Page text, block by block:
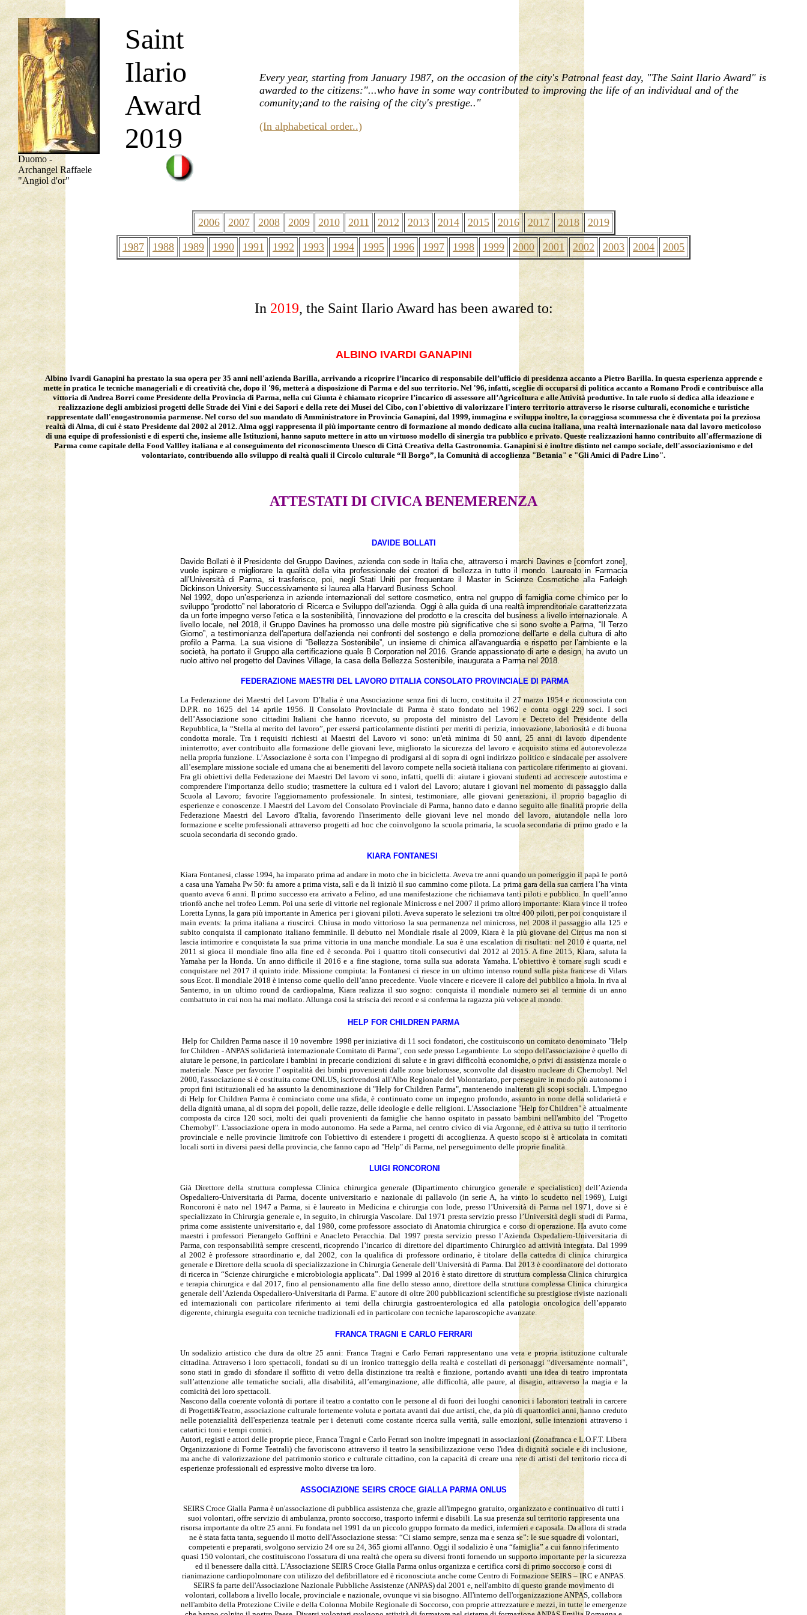
Duomo -
Archangel Raffaele
"Angiol d'or"
Saint
Ilario
Award
2019
Every year, starting from January 1987, on the occasion of the city's Patronal feast day, "The Saint Ilario Award" is
awarded to the citizens:"...who have in some way contributed to improving the life of an individual and of the
comunity;and to the raising of the city's prestige.."
(In alphabetical order..)
2006 2007 2008 2009 2010 2011 2012 2013 2014 2015 2016 2017 2018 2019
1987 1988 1989 1990 1991 1992 1993 1994 1995 1996 1997 1998 1999 2000 2001 2002 2003 2004 2005
In 2019, the Saint Ilario Award has been awared to:
ALBINO IVARDI GANAPINI
Albino Ivardi Ganapini ha prestato la sua opera per 35 anni nell'azienda Barilla, arrivando a ricoprire l’incarico di responsabile dell’ufficio di presidenza accanto a Pietro Barilla. In questa esperienza apprende e
mette in pratica le tecniche manageriali e di creatività che, dopo il '96, metterà a disposizione di Parma e del suo territorio. Nel '96, infatti, sceglie di occuparsi di politica accanto a Romano Prodi e contribuisce alla
vittoria di Andrea Borri come Presidente della Provincia di Parma, nella cui Giunta è chiamato ricoprire l’incarico di assessore all’Agricoltura e alle Attività produttive. In tale ruolo si dedica alla ideazione e
realizzazione degli ambiziosi progetti delle Strade dei Vini e dei Sapori e della rete dei Musei del Cibo, con l'obiettivo di valorizzare l'intero territorio attraverso le risorse culturali, economiche e turistiche
rappresentate dall'enogastronomia parmense. Nel corso del suo mandato di Amministratore in Provincia Ganapini, dal 1999, immagina e sviluppa inoltre, la coraggiosa scommessa che è diventata poi la preziosa
realtà di Alma, di cui è stato Presidente dal 2002 al 2012. Alma oggi rappresenta il più importante centro di formazione al mondo dedicato alla cucina italiana, una realtà internazionale nata dal lavoro meticoloso
di una equipe di professionisti e di esperti che, insieme alle Istituzioni, hanno saputo mettere in atto un virtuoso modello di sinergia tra pubblico e privato. Queste realizzazioni hanno contribuito all'affermazione di
Parma come capitale della Food Vallley italiana e al conseguimento del riconoscimento Unesco di Città Creativa della Gastronomia. Ganapini si è inoltre distinto nel campo sociale, dell'associazionismo e del
volontariato, contribuendo allo sviluppo di realtà quali il Circolo culturale “Il Borgo”, la Comunità di accoglienza "Betania" e "Gli Amici di Padre Lino".
ATTESTATI DI CIVICA BENEMERENZA
DAVIDE BOLLATI
Davide Bollati è il Presidente del Gruppo Davines, azienda con sede in Italia che, attraverso i marchi Davines e [comfort zone],
vuole ispirare e migliorare la qualità della vita professionale dei creatori di bellezza in tutto il mondo. Laureato in Farmacia
all’Università di Parma, si trasferisce, poi, negli Stati Uniti per frequentare il Master in Scienze Cosmetiche alla Farleigh
Dickinson University. Successivamente si laurea alla Harvard Business School.
Nel 1992, dopo un’esperienza in aziende internazionali del settore cosmetico, entra nel gruppo di famiglia come chimico per lo
sviluppo “prodotto” nel laboratorio di Ricerca e Sviluppo dell'azienda. Oggi è alla guida di una realtà imprenditoriale caratterizzata
da un forte impegno verso l'etica e la sostenibilità, l’innovazione del prodotto e la crescita del business a livello internazionale. A
livello locale, nel 2018, il Gruppo Davines ha promosso una delle mostre più significative che si sono svolte a Parma, “Il Terzo
Giorno”, a testimonianza dell'apertura dell'azienda nei confronti del sostengo e della promozione dell'arte e della cultura di alto
profilo a Parma. La sua visione di “Bellezza Sostenibile”, un insieme di chimica all'avanguardia e rispetto per l’ambiente e la
società, ha portato il Gruppo alla certificazione quale B Corporation nel 2016. Grande appassionato di arte e design, ha avuto un
ruolo attivo nel progetto del Davines Village, la casa della Bellezza Sostenibile, inaugurata a Parma nel 2018.
FEDERAZIONE MAESTRI DEL LAVORO D'ITALIA CONSOLATO PROVINCIALE DI PARMA
La Federazione dei Maestri del Lavoro D’Italia è una Associazione senza fini di lucro, costituita il 27 marzo 1954 e riconosciuta con
D.P.R. no 1625 del 14 aprile 1956. Il Consolato Provinciale di Parma è stato fondato nel 1962 e conta oggi 229 soci. I soci
dell’Associazione sono cittadini Italiani che hanno ricevuto, su proposta del ministro del Lavoro e Decreto del Presidente della
Repubblica, la “Stella al merito del lavoro”, per essersi particolarmente distinti per meriti di perizia, innovazione, laboriosità e di buona
condotta morale. Tra i requisiti richiesti ai Maestri del Lavoro vi sono: un'età minima di 50 anni, 25 anni di lavoro dipendente
ininterrotto; aver contribuito alla formazione delle giovani leve, migliorato la sicurezza del lavoro e acquisito stima ed autorevolezza
nella propria funzione. L’Associazione è sorta con l’impegno di prodigarsi al di sopra di ogni indirizzo politico e sindacale per assolvere
all’esemplare missione sociale ed umana che ai benemeriti del lavoro compete nella società italiana con particolare riferimento ai giovani.
Fra gli obiettivi della Federazione dei Maestri Del lavoro vi sono, infatti, quelli di: aiutare i giovani studenti ad accrescere autostima e
comprendere l'importanza dello studio; trasmettere la cultura ed i valori del Lavoro; aiutare i giovani nel momento di passaggio dalla
Scuola al Lavoro; favorire l'aggiornamento professionale. In sintesi, testimoniare, alle giovani generazioni, il proprio bagaglio di
esperienze e conoscenze. I Maestri del Lavoro del Consolato Provinciale di Parma, hanno dato e danno seguito alle finalità proprie della
Federazione Maestri del Lavoro d'Italia, favorendo l'inserimento delle giovani leve nel mondo del lavoro, aiutandole nella loro
formazione e scelte professionali attraverso progetti ad hoc che coinvolgono la scuola primaria, la scuola secondaria di primo grado e la
scuola secondaria di secondo grado.
KIARA FONTANESI
Kiara Fontanesi, classe 1994, ha imparato prima ad andare in moto che in bicicletta. Aveva tre anni quando un pomeriggio il papà le portò
a casa una Yamaha Pw 50: fu amore a prima vista, salì e da lì iniziò il suo cammino come pilota. La prima gara della sua carriera l’ha vinta
quanto aveva 6 anni. Il primo successo era arrivato a Felino, ad una manifestazione che richiamava tanti piloti e pubblico. In quell’anno
trionfò anche nel trofeo Lemm. Poi una serie di vittorie nel regionale Minicross e nel 2007 il primo alloro importante: Kiara vince il trofeo
Loretta Lynns, la gara più importante in America per i giovani piloti. Aveva superato le selezioni tra oltre 400 piloti, per poi conquistare il
main events: la prima italiana a riuscirci. Chiusa in modo vittorioso la sua permanenza nel minicross, nel 2008 il passaggio alla 125 e
subito conquista il campionato italiano femminile. Il debutto nel Mondiale risale al 2009, Kiara è la più giovane del Circus ma non si
lascia intimorire e conquistata la sua prima vittoria in una manche mondiale. La sua è una escalation di risultati: nel 2010 è quarta, nel
2011 si gioca il mondiale fino alla fine ed è seconda. Poi i quattro titoli consecutivi dal 2012 al 2015. A fine 2015, Kiara, saluta la
Yamaha per la Honda. Un anno difficile il 2016 e a fine stagione, torna sulla sua adorata Yamaha. L’obiettivo è tornare sugli scudi e
conquistare nel 2017 il quinto iride. Missione compiuta: la Fontanesi ci riesce in un ultimo intenso round sulla pista francese di Vilars
sous Ecot. Il mondiale 2018 è intenso come quello dell’anno precedente. Vuole vincere e ricevere il calore del pubblico a Imola. In riva al
Santerno, in un ultimo round da cardiopalma, Kiara realizza il suo sogno: conquista il mondiale numero sei al termine di un anno
combattuto in cui non ha mai mollato. Allunga così la striscia dei record e si conferma la ragazza più veloce al mondo.
HELP FOR CHILDREN PARMA
Help for Children Parma nasce il 10 novembre 1998 per iniziativa di 11 soci fondatori, che costituiscono un comitato denominato "Help
for Children - ANPAS solidarietà internazionale Comitato di Parma", con sede presso Legambiente. Lo scopo dell'associazione è quello di
aiutare le persone, in particolare i bambini in precarie condizioni di salute e in gravi difficoltà economiche, o privi di assistenza morale o
materiale. Nasce per favorire l' ospitalità dei bimbi provenienti dalle zone bielorusse, sconvolte dal disastro nucleare di Chernobyl. Nel
2000, l'associazione si è costituita come ONLUS, iscrivendosi all'Albo Regionale del Volontariato, per perseguire in modo più autonomo i
propri fini istituzionali ed ha assunto la denominazione di "Help for Children Parma", mantenendo inalterati gli scopi sociali. L'impegno
di Help for Children Parma è cominciato come una sfida, è continuato come un impegno profondo, assunto in nome della solidarietà e
della dignità umana, al di sopra dei popoli, delle razze, delle ideologie e delle religioni. L'Associazione "Help for Children" è attualmente
composta da circa 120 soci, molti dei quali provenienti da famiglie che hanno ospitato in passato bambini nell'ambito del "Progetto
Chernobyl". L'associazione opera in modo autonomo. Ha sede a Parma, nel centro civico di via Argonne, ed è attiva su tutto il territorio
provinciale e nelle provincie limitrofe con l'obiettivo di estendere i progetti di accoglienza. A questo scopo si è articolata in comitati
locali sorti in diversi paesi della provincia, che fanno capo ad "Help" di Parma, nel perseguimento delle proprie finalità.
LUIGI RONCORONI
Già Direttore della struttura complessa Clinica chirurgica generale (Dipartimento chirurgico generale e specialistico) dell’Azienda
Ospedaliero-Universitaria di Parma, docente universitario e nazionale di pallavolo (in serie A, ha vinto lo scudetto nel 1969), Luigi
Roncoroni è nato nel 1947 a Parma, si è laureato in Medicina e chirurgia con lode, presso l’Università di Parma nel 1971, dove si è
specializzato in Chirurgia generale e, in seguito, in chirurgia Vascolare. Dal 1971 presta servizio presso l’Università degli studi di Parma,
prima come assistente universitario e, dal 1980, come professore associato di Anatomia chirurgica e corso di operazione. Ha avuto come
maestri i professori Pierangelo Goffrini e Anacleto Peracchia. Dal 1997 presta servizio presso l’Azienda Ospedaliero-Universitaria di
Parma, con responsabilità sempre crescenti, ricoprendo l’incarico di direttore del dipartimento Chirurgico ad attività integrata. Dal 1999
al 2002 è professore straordinario e, dal 2002, con la qualifica di professore ordinario, è titolare della cattedra di clinica chirurgica
generale e Direttore della scuola di specializzazione in Chirurgia Generale dell’Università di Parma. Dal 2013 è coordinatore del dottorato
di ricerca in “Scienze chirurgiche e microbiologia applicata”. Dal 1999 al 2016 è stato direttore di struttura complessa Clinica chirurgica
e terapia chirurgica e dal 2017, fino al pensionamento alla fine dello stesso anno, direttore della struttura complessa Clinica chirurgica
generale dell’Azienda Ospedaliero-Universitaria di Parma. E' autore di oltre 200 pubblicazioni scientifiche su prestigiose riviste nazionali
ed internazionali con particolare riferimento ai temi della chirurgia gastroenterologica ed alla patologia oncologica dell’apparato
digerente, chirurgia eseguita con tecniche tradizionali ed in particolare con tecniche laparoscopiche avanzate.
FRANCA TRAGNI E CARLO FERRARI
Un sodalizio artistico che dura da oltre 25 anni: Franca Tragni e Carlo Ferrari rappresentano una vera e propria istituzione culturale
cittadina. Attraverso i loro spettacoli, fondati su di un ironico tratteggio della realtà e costellati di personaggi “diversamente normali”,
sono stati in grado di sfondare il soffitto di vetro della distinzione tra realtà e finzione, portando avanti una idea di teatro improntata
sull’attenzione alle tematiche sociali, alla disabilità, all’emarginazione, alle difficoltà, alle paure, al disagio, attraverso la magia e la
comicità dei loro spettacoli.
Nascono dalla coerente volontà di portare il teatro a contatto con le persone al di fuori dei luoghi canonici i laboratori teatrali in carcere
di Progetti&Teatro, associazione culturale fortemente voluta e portata avanti dai due artisti, che, da più di quattordici anni, hanno creduto
nelle potenzialità dell'esperienza teatrale per i detenuti come costante ricerca sulla verità, sulle emozioni, sulle intenzioni attraverso i
catartici toni e tempi comici.
Autori, registi e attori delle proprie piece, Franca Tragni e Carlo Ferrari son inoltre impegnati in associazioni (Zonafranca e L.O.F.T. Libera
Organizzazione di Forme Teatrali) che favoriscono attraverso il teatro la sensibilizzazione verso l'idea di dignità sociale e di inclusione,
ma anche di valorizzazione del patrimonio storico e culturale cittadino, con la capacità di creare una rete di artisti del territorio ricca di
esperienze professionali ed espressive molto diverse tra loro.
ASSOCIAZIONE SEIRS CROCE GIALLA PARMA ONLUS
SEIRS Croce Gialla Parma è un'associazione di pubblica assistenza che, grazie all'impegno gratuito, organizzato e continuativo di tutti i
suoi volontari, offre servizio di ambulanza, pronto soccorso, trasporto infermi e disabili. La sua presenza sul territorio rappresenta una
risorsa importante da oltre 25 anni. Fu fondata nel 1991 da un piccolo gruppo formato da medici, infermieri e caposala. Da allora di strada
ne è stata fatta tanta, seguendo il motto dell'Associazione stessa: “Ci siamo sempre, senza ma e senza se”: le sue squadre di volontari,
competenti e preparati, svolgono servizio 24 ore su 24, 365 giorni all'anno. Oggi il sodalizio è una “famiglia” a cui fanno riferimento
quasi 150 volontari, che costituiscono l'ossatura di una realtà che opera su diversi fronti fornendo un supporto importante per la sicurezza
ed il benessere dalla città. L'Associazione SEIRS Croce Gialla Parma onlus organizza e certifica corsi di primo soccorso e corsi di
rianimazione cardiopolmonare con utilizzo del defibrillatore ed è riconosciuta anche come Centro di Formazione SEIRS – IRC e ANPAS.
SEIRS fa parte dell'Associazione Nazionale Pubbliche Assistenze (ANPAS) dal 2001 e, nell'ambito di questo grande movimento di
volontari, collabora a livello locale, provinciale e nazionale, ovunque vi sia bisogno. All'interno dell'organizzazione ANPAS, collabora
nell'ambito della Protezione Civile e della Colonna Mobile Regionale di Soccorso, con proprie attrezzature e mezzi, in tutte le emergenze